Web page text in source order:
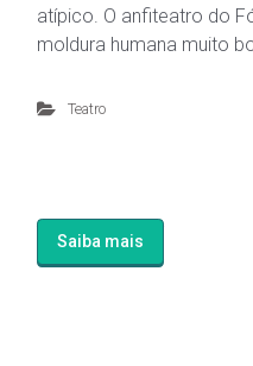
atípico. O anfiteatro do
moldura humana muito
Teatro
Saiba mais